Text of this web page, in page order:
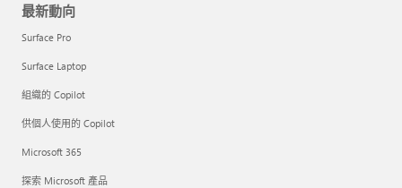
最新動向
Surface Pro
Surface Laptop
組織的 Copilot
供個人使用的 Copilot
Microsoft 365
探索 Microsoft 產品